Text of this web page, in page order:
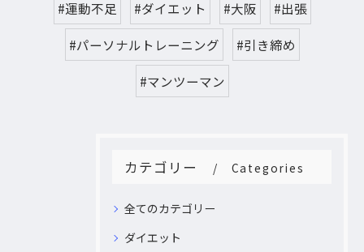
#運動不足 #ダイエット #大阪 #出張
#パーソナルトレーニング #引き締め
#マンツーマン
カテゴリー Categories
全てのカテゴリー
ダイエット